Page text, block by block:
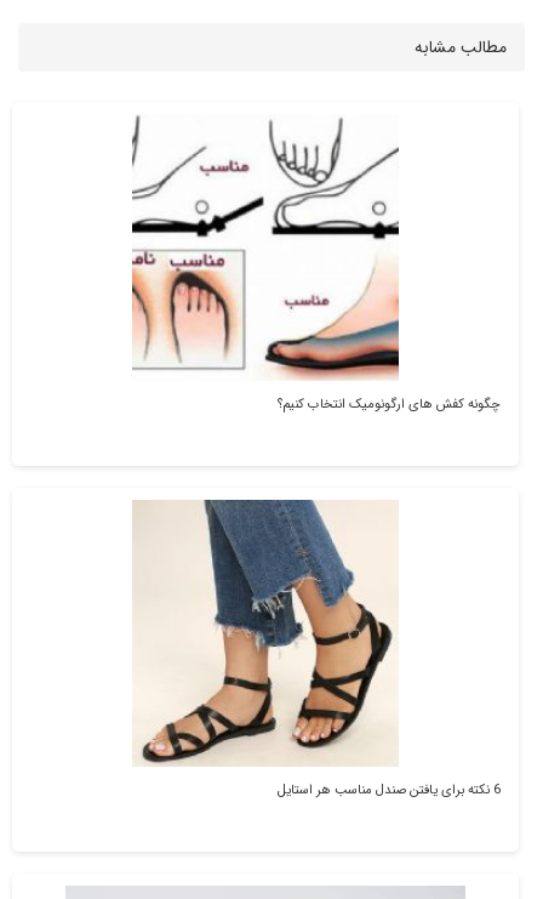
مطالب مشابه
چگونه کفش های ارگونومیک انتخاب کنیم؟
6 نکته برای یافتن صندل مناسب هر استایل